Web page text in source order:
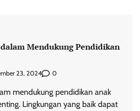
Mendukung Pendidikan
23, 2024 0
mendukung pendidikan anak
Lingkungan yang baik dapat